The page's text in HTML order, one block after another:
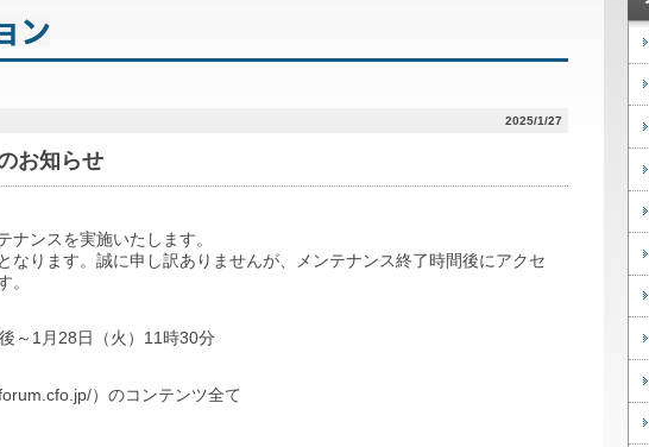
2025/1/27
お知らせ
ナンスを実施いたします。
なります。誠に申し訳ありませんが、メンテナンス終了時間後にアクセ
。
～1月28日（火）11時30分
）のコンテンツ全て